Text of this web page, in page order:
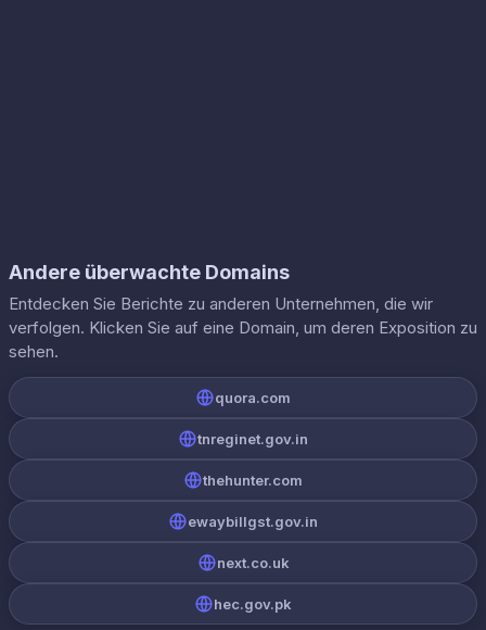
Andere überwachte Domains
Entdecken Sie Berichte zu anderen Unternehmen, die wir
verfolgen. Klicken Sie auf eine Domain, um deren Exposition zu
sehen.
quora.com
tnreginet.gov.in
thehunter.com
ewaybillgst.gov.in
next.co.uk
hec.gov.pk